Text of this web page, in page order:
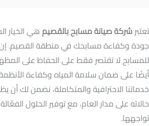
تعتبرشركة صيانة مسابح بالقصيمهي الخيار
جودة وكفاءة مسابحك في منطقة القصيم. إن
للمسابح لا تقتصر فقط على الحفاظ على
أيضًا على ضمان سلامة المياه وكفاءة
خدماتنا الاحترافية والمتكاملة، نضمن لك
حالاته على مدار العام، مع توفير الحلول
تواجهها.